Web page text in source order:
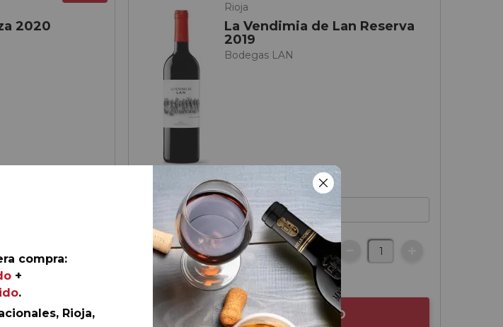
2020
Rioja
La Vendimia de Lan Reserva
2019
Bodegas LAN
12,50€
AÑADIR AL CARRITO
compra:
+
.
Rioja,